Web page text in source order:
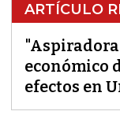
ARTÍCULO
económico
efectos en